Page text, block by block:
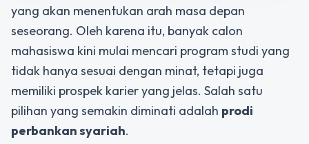
yang akan menentukan arah masa depan
seseorang. Oleh karena itu, banyak calon
mahasiswa kini mulai mencari program studi yang
tidak hanya sesuai dengan minat, tetapi juga
memiliki prospek karier yang jelas. Salah satu
pilihan yang semakin diminati adalah prodi
perbankan syariah.